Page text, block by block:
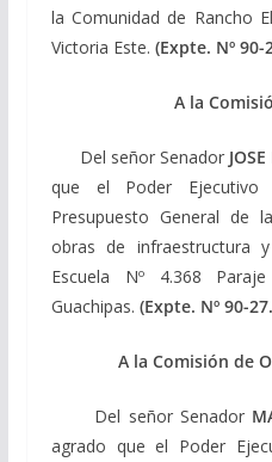
la Comunidad de Rancho
Victoria Este. (Expte. Nº 90-
A la
Del señor Senador
que el Poder Ejecutivo
Presupuesto General de
obras de infraestructura
Escuela Nº 4.368
Guachipas. (Expte. Nº 90-
A la Comisión de
Del señor Senador
agrado que el Poder